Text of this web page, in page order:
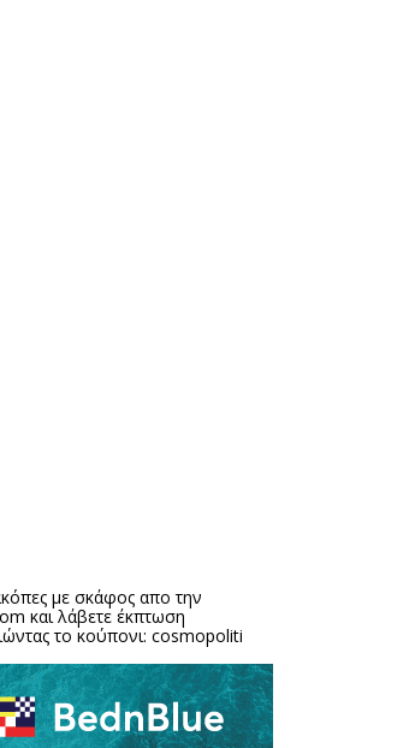
με σκάφος απο την
και λάβετε έκπτωση
το κούπονι: cosmopoliti